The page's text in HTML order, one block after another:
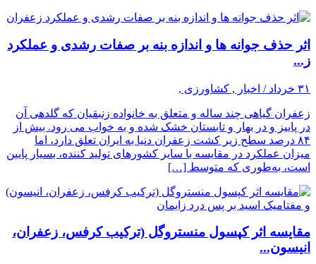
اثر حذف جوانه ها و اندازه بنه بر صفات رشدی و عملکرد
ز...
۳۱ خرداد / اخبار , کشاورزی ,
زعفران گیاهی چند ساله و متعلق به خانواده زنبقیان که گلدهی آن
در پاییز و در بهار و تابستان خشک شده و به خواب می رود. بیش از
۸۴ درصد سطح زیر کشت زعفران دنیا به ایران تعلق دارد، اما
میزان عملکرد در مقایسه با سایر کشورهای تولید کننده، بسیار پایین
است، به‌طوری که متوسط […]
مقایسه اثر کپسول منستروگل (ترکیب کرفس، زعفران،
انیسون...